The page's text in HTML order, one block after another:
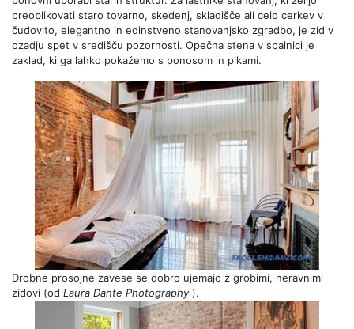
preoblikovati staro tovarno, skedenj, skladišče ali celo cerkev v
čudovito, elegantno in edinstveno stanovanjsko zgradbo, je zid v
ozadju spet v središču pozornosti. Opečna stena v spalnici je
zaklad, ki ga lahko pokažemo s ponosom in pikami.
Drobne prosojne zavese se dobro ujemajo z grobimi, neravnimi
zidovi (od Laura Dante Photography).